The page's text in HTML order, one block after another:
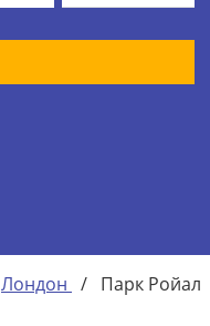
Лондон / Парк Ройал